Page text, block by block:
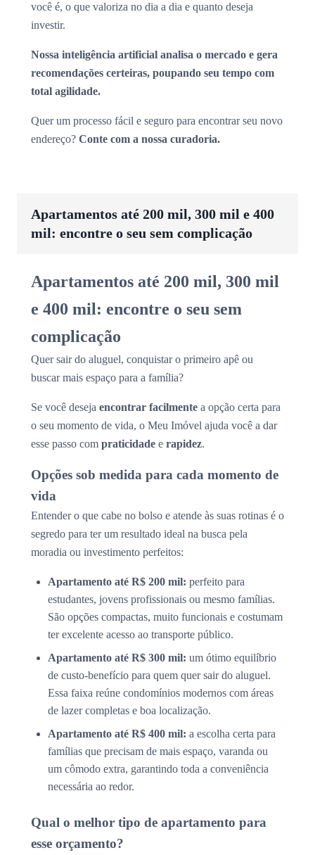
você é, o que valoriza no dia a dia e quanto deseja
investir.
Nossa inteligência artificial analisa o mercado e gera
recomendações certeiras, poupando seu tempo com
total agilidade.
Quer um processo fácil e seguro para encontrar seu novo
endereço? Conte com a nossa curadoria.
Apartamentos até 200 mil, 300 mil e 400
mil: encontre o seu sem complicação
Apartamentos até 200 mil, 300 mil
e 400 mil: encontre o seu sem
complicação
Quer sair do aluguel, conquistar o primeiro apê ou
buscar mais espaço para a família?
Se você deseja encontrar facilmente a opção certa para
o seu momento de vida, o Meu Imóvel ajuda você a dar
esse passo com praticidade e rapidez.
Opções sob medida para cada momento de
vida
Entender o que cabe no bolso e atende às suas rotinas é o
segredo para ter um resultado ideal na busca pela
moradia ou investimento perfeitos:
Apartamento até R$ 200 mil: perfeito para
estudantes, jovens profissionais ou mesmo famílias.
São opções compactas, muito funcionais e costumam
ter excelente acesso ao transporte público.
Apartamento até R$ 300 mil: um ótimo equilíbrio
de custo-benefício para quem quer sair do aluguel.
Essa faixa reúne condomínios modernos com áreas
de lazer completas e boa localização.
Apartamento até R$ 400 mil: a escolha certa para
famílias que precisam de mais espaço, varanda ou
um cômodo extra, garantindo toda a conveniência
necessária ao redor.
Qual o melhor tipo de apartamento para
esse orçamento?